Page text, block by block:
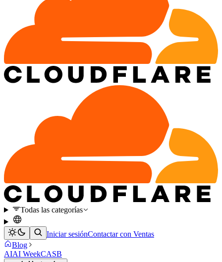
Todas las categorías
Iniciar sesiónContactar con Ventas
Blog
AIAI WeekCASB